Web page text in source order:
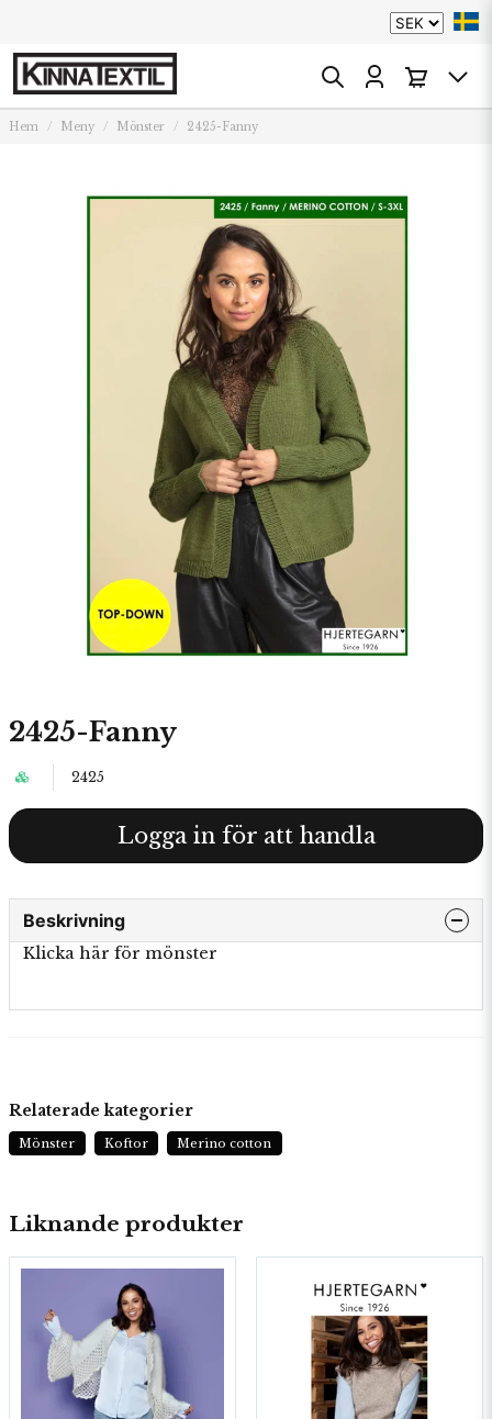
Hem Meny Mönster 2425-Fanny
2425-Fanny
2425
Logga in för att handla
Beskrivning
Klicka här för mönster
Liknande produkter
Relaterade kategorier
Mönster Koftor Merino cotton